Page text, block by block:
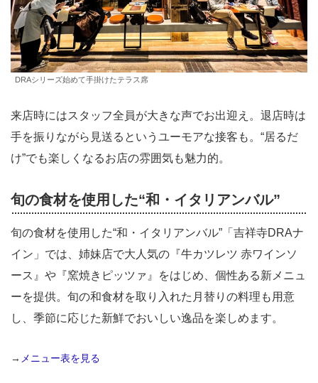
DRAシリーズ始めて手掛けたテラス席
来店時にはスタッフ全員が大きな声でお出迎え。退店時は
手を振りながら見送るというユーモアな接客も。“居るだ
け”でも楽しくなるお店の雰囲気も魅力的。
旬の食材を使用した“和・イタリアンバル”
旬の食材を使用した“和・イタリアンバル”「吉祥寺DRAナ
イン」では、姉妹店で大人気の『牛カツレツ 赤ワインソ
ース』や『窯焼きピッツァ』をはじめ、個性ある新メニュ
ーを提供。旬の和食材を取り入れた月替りの料理も用意
し、季節に応じた新鮮でおいしい逸品を楽しめます。
→ メニュー表を見る